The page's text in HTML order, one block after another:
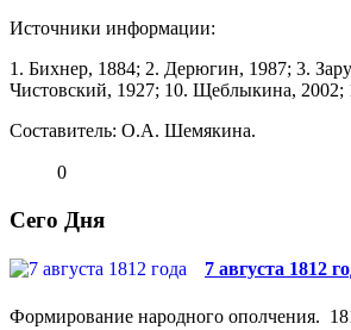
Источники информации:
1. Бихнер, 1884; 2. Дерюгин, 1987; 3.
Чистовский, 1927; 10. Щеблыкина,
Составитель: О.А. Шемякина.
0
Сего Дня
7 августа 1812
Формирование народного ополчения.